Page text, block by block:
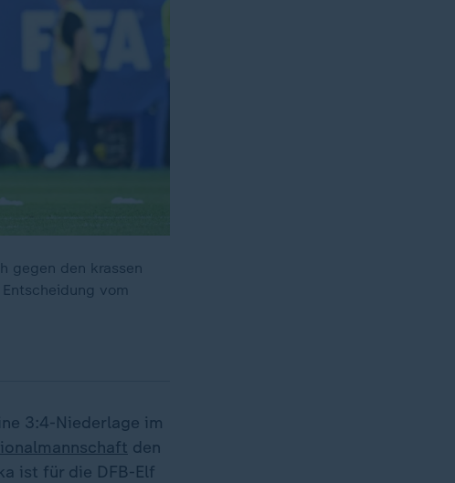
gegen den krassen
vom
3:4-Niederlage im
den
ist für die DFB-Elf